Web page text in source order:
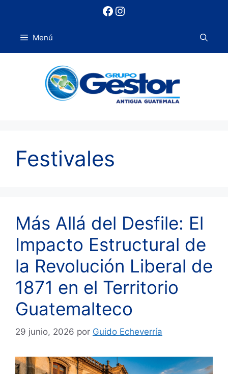
Facebook
Instagram
Menú
Festivales
Más Allá del Desfile: El
Impacto Estructural de
la Revolución Liberal de
1871 en el Territorio
Guatemalteco
29 junio, 2026 por Guido Echeverría